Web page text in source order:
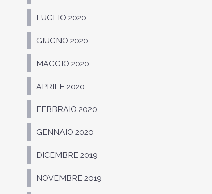
LUGLIO 2020
GIUGNO 2020
MAGGIO 2020
APRILE 2020
FEBBRAIO 2020
GENNAIO 2020
DICEMBRE 2019
NOVEMBRE 2019